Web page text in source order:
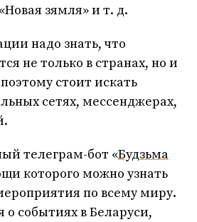
зямля» и т. д.
надо знать, что
не только в странах, но и
стоит искать
сетях, мессенджерах,
телеграм-бот «Будзьма
которого можно узнать
по всему миру.
о событиях в Беларуси,